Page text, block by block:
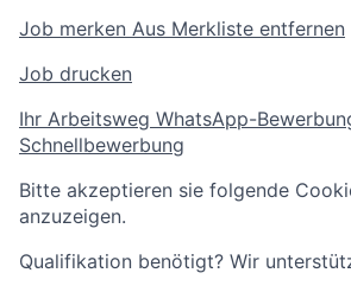
Job merken Aus Merkliste entfernen
Job drucken
Ihr Arbeitsweg WhatsApp-
Schnellbewerbung
Bitte akzeptieren sie folgende
anzuzeigen.
Qualifikation benötigt? Wir